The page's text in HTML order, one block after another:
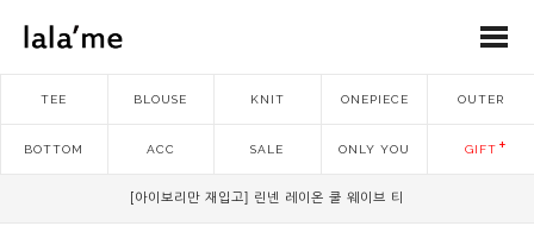
TEE BLOUSE KNIT ONEPIECE OUTER
BOTTOM ACC SALE ONLY YOU GIFT
[아이보리만 재입고] 린넨 레이온 쿨 웨이브 티